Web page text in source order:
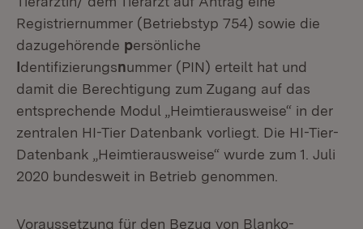
Registriernummer (Betriebstyp 754) sowie die
dazugehörende persönliche
Identifizierungsnummer (PIN) erteilt hat und
damit die Berechtigung zum Zugang auf das
entsprechende Modul „Heimtierausweise“ in der
zentralen HI-Tier Datenbank vorliegt. Die HI-Tier-
Datenbank „Heimtierausweise“ wurde zum 1. Juli
2020 bundesweit in Betrieb genommen.
Voraussetzung für den Bezug von Blanko-